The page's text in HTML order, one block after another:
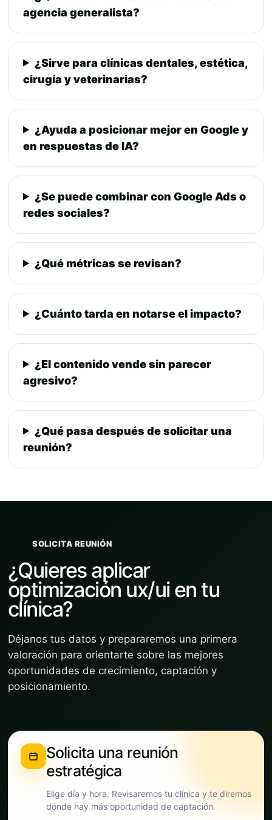
agencia generalista?
¿Sirve para clínicas dentales, estética,
cirugía y veterinarias?
¿Ayuda a posicionar mejor en Google y
en respuestas de IA?
¿Se puede combinar con Google Ads o
redes sociales?
¿Qué métricas se revisan?
¿Cuánto tarda en notarse el impacto?
¿El contenido vende sin parecer
agresivo?
¿Qué pasa después de solicitar una
reunión?
SOLICITA REUNIÓN
¿Quieres aplicar
optimización ux/ui en tu
clínica?
Déjanos tus datos y prepararemos una primera
valoración para orientarte sobre las mejores
oportunidades de crecimiento, captación y
posicionamiento.
Solicita una reunión
estratégica
Elige día y hora. Revisaremos tu clínica y te diremos
dónde hay más oportunidad de captación.